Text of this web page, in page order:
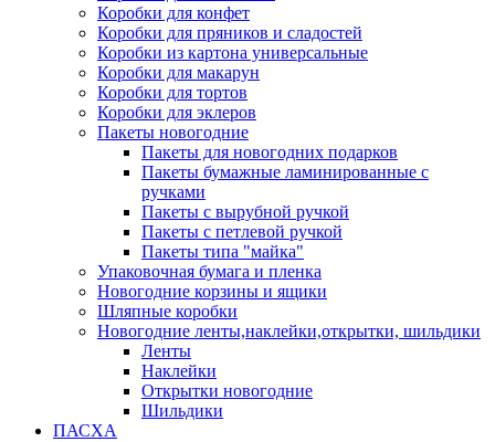
Коробки для конфет
Коробки для пряников и сладостей
Коробки из картона универсальные
Коробки для макарун
Коробки для тортов
Коробки для эклеров
Пакеты новогодние
Пакеты для новогодних подарков
Пакеты бумажные ламинированные с
ручками
Пакеты с вырубной ручкой
Пакеты с петлевой ручкой
Пакеты типа "майка"
Упаковочная бумага и пленка
Новогодние корзины и ящики
Шляпные коробки
Новогодние ленты,наклейки,открытки, шильдики
Ленты
Наклейки
Открытки новогодние
Шильдики
ПАСХА